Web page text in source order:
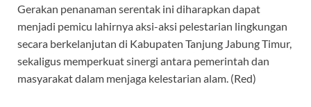
Gerakan penanaman serentak ini diharapkan dapat
menjadi pemicu lahirnya aksi-aksi pelestarian lingkungan
secara berkelanjutan di Kabupaten Tanjung Jabung Timur,
sekaligus memperkuat sinergi antara pemerintah dan
masyarakat dalam menjaga kelestarian alam. (Red)